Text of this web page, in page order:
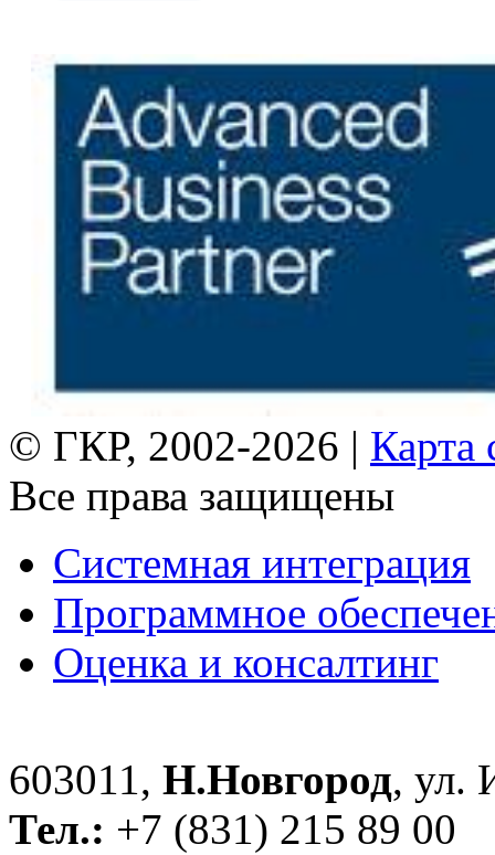
© ГКР, 2002-2026 | Карта
Все права защищены
Системная интеграция
Программное
Оценка и консалтинг
603011, Н.Новгород, ул.
Тел.: +7 (831) 215 89 00